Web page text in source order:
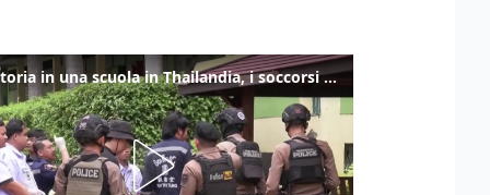
Sparatoria in una scuola in Thailandia, i soccorsi sul posto